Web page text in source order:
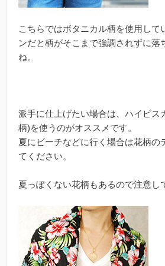
こちらではボタニカル柄を使用して
ンだと柄がそこまで強調されずに落
ね。
派手に仕上げたい場合は、ハイビス
柄)を使うのがオススメです。
夏にビーチなどに行く場合は花柄の
てください。
夏っぽくない花柄もあるので注意し